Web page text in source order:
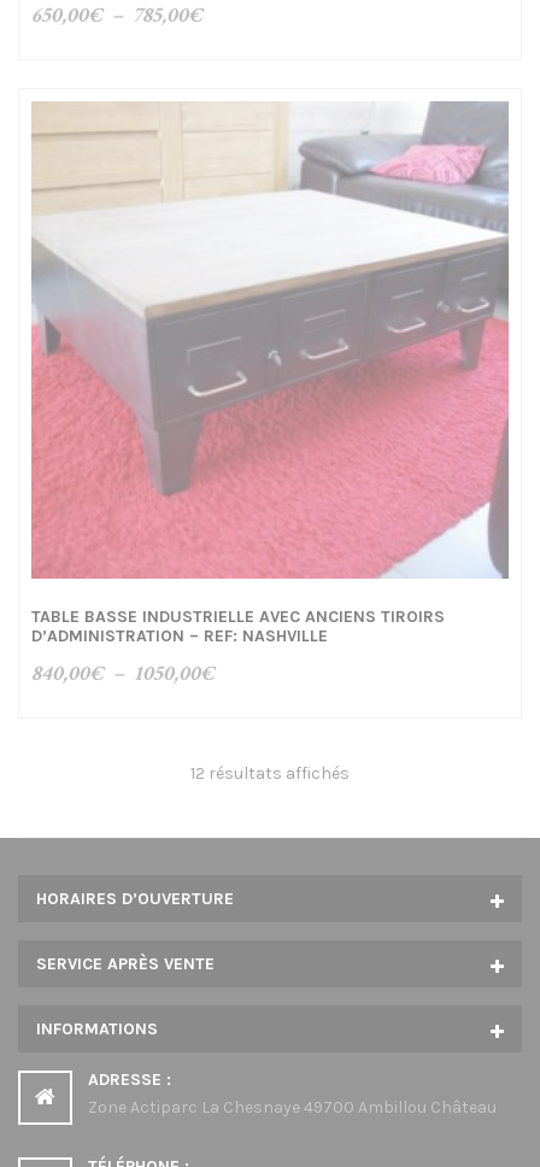
650,00€ – 785,00€Plage
650,00€
TABLE BASSE INDUSTRIELLE AVEC ANCIENS TIROIRS
D’ADMINISTRATION – REF: NASHVILLE
840,00€ – 1050,00€Plage
840,00€
12 résultats affichés
ADRESSE :
Zone Actiparc La Chesnaye 49700 Ambillou Château
INFORMATIONS
SERVICE APRÈS VENTE
HORAIRES D’OUVERTURE